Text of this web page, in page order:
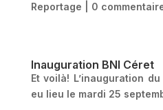
Reportage
0
Inauguration BNI Céret
Et voilà! L’inauguration
eu lieu le mardi 25